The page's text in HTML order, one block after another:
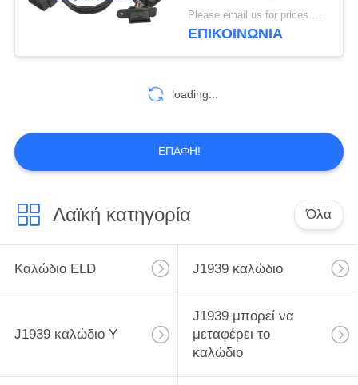
OBD2 καλώδιο
19
OBD2 καλώδιο
συνδετήρων
17
καλώδιο θραυστών Υ
OBD2
Please email us for prices MOQ:100 τεμ
ΕΠΙΚΟΙΝΩΝΊΑ
loading...
ΕΠΑΦΉ!
Λαϊκή κατηγορία Όλα
Καλώδιο ELD J1939 καλώδιο
J1939 καλώδιο Υ
J1939 μπορεί να
μεταφέρει το
καλώδιο